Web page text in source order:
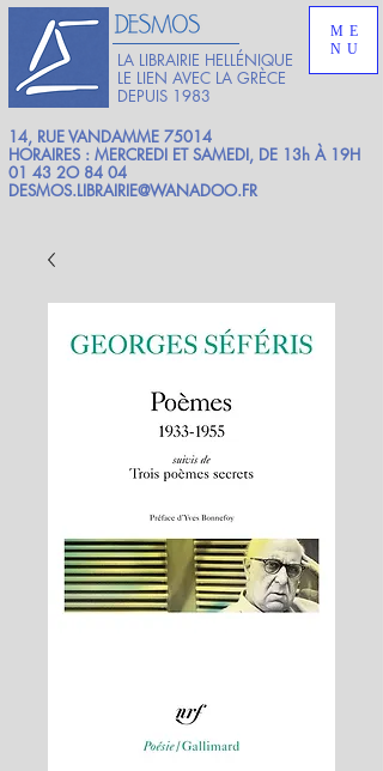
LA LIBRAIRIE HELLÉNIQUE
LE LIEN AVEC LA GRÈCE
DEPUIS 1983
ME
NU
14, RUE VANDAMME 75014
HORAIRES : MERCREDI ET SAMEDI, DE 13h À 19H
01 43 2O 84 04
DESMOS.LIBRAIRIE@WANADOO.FR